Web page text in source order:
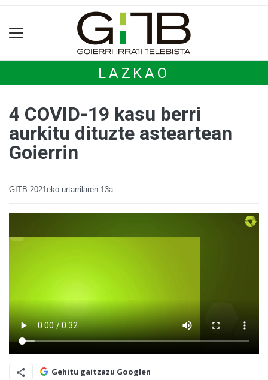
LAZKAO
4 COVID-19 kasu berri
aurkitu dituzte asteartean
Goierrin
GITB 2021eko urtarrilaren 13a
Gehitu gaitzazu Googlen